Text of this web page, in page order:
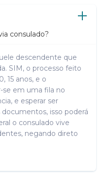
consulado?
descendente que
SIM, o processo feito
15 anos, e o
se em uma fila no
e esperar ser
isso poderá
o consulado vive
negando direto